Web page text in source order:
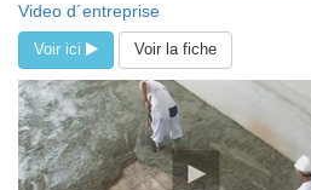
Video d´entreprise
Voir ici Voir la fiche